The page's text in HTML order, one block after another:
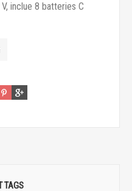
inclue 8 batteries C
TAGS